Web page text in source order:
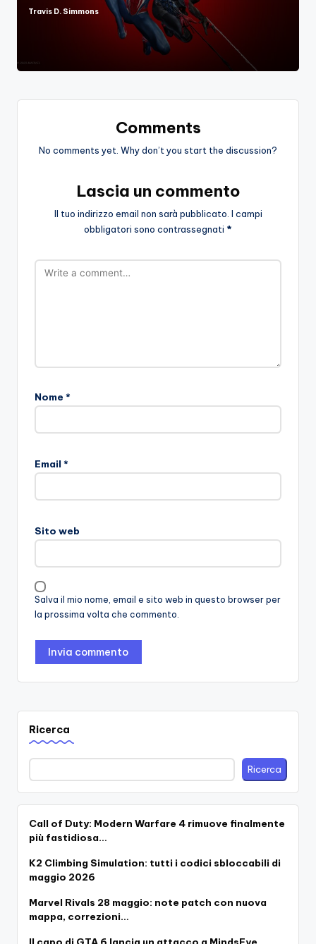
Posted
Travis D. Simmons
Comments
No comments yet. Why don’t you start the discussion?
Lascia un commento
Il tuo indirizzo email non sarà pubblicato. I campi
obbligatori sono contrassegnati *
Nome *
Email *
Sito web
Salva il mio nome, email e sito web in questo browser per
la prossima volta che commento.
Ricerca
Ricerca
Call of Duty: Modern Warfare 4 rimuove finalmente
più fastidiosa…
K2 Climbing Simulation: tutti i codici sbloccabili di
maggio 2026
Marvel Rivals 28 maggio: note patch con nuova
mappa, correzioni…